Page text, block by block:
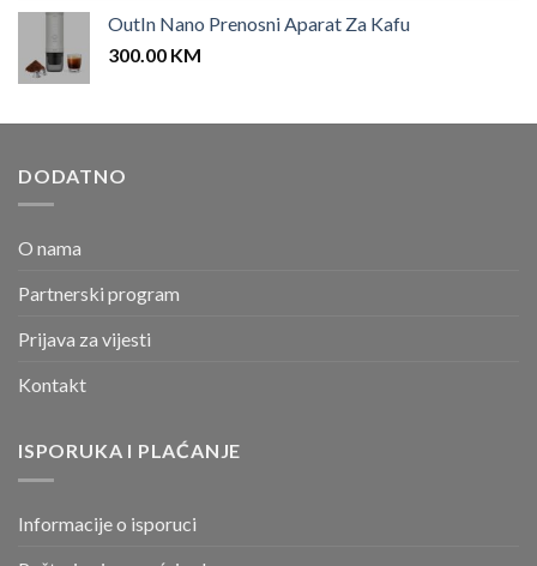
OutIn Nano Prenosni Aparat Za Kafu
300.00 KM
DODATNO
O nama
Partnerski program
Prijava za vijesti
Kontakt
ISPORUKA I PLAĆANJE
Informacije o isporuci